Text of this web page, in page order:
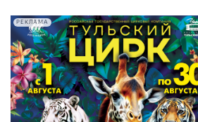
РЕКЛАМА